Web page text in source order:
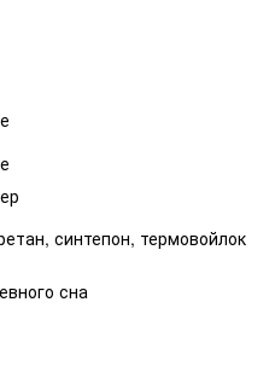
синтепон, термовойлок
сна